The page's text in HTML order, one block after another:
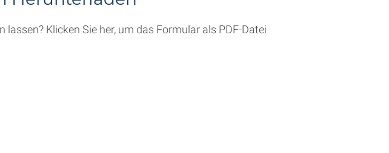
Klicken Sie her, um das Formular als PDF-Datei